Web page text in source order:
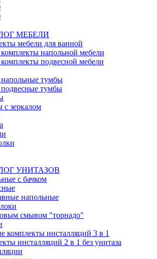
МЕБЕЛИ
мебели для ванной
напольной мебели
подвесной мебели
тумбы
тумбы
зеркалом
УНИТАЗОВ
с бачком
напольные
смывом "торнадо"
комплекты инсталляций 3 в 1
инсталляций 2 в 1 без унитаза